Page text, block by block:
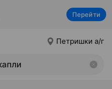
Перейти
Петришки а/г